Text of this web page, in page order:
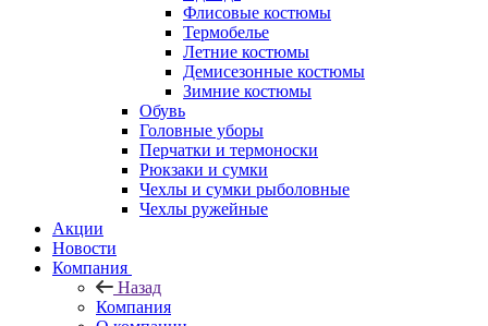
Флисовые костюмы
Термобелье
Летние костюмы
Демисезонные костюмы
Зимние костюмы
Обувь
Головные уборы
Перчатки и термоноски
Рюкзаки и сумки
Чехлы и сумки рыболовные
Чехлы ружейные
Акции
Новости
Компания
Назад
Компания